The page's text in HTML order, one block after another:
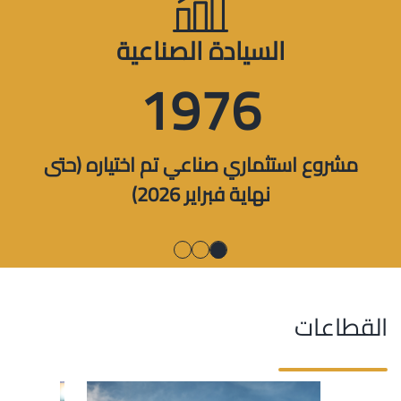
السيادة الصناعية
1976
مشروع استثماري صناعي تم اختياره (حتى
نهاية فبراير 2026)
القطاعات